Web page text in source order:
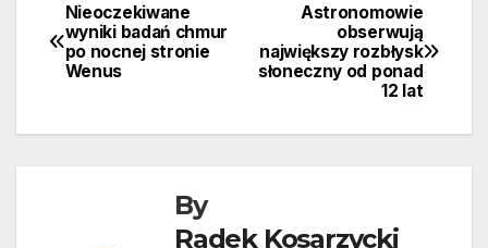
Nawigacja
wpisu
Astronomowie
obserwują
największy rozbłysk
słoneczny od ponad
12 lat
Nieoczekiwane
wyniki badań chmur
po nocnej stronie
Wenus
By
Radek Kosarzycki